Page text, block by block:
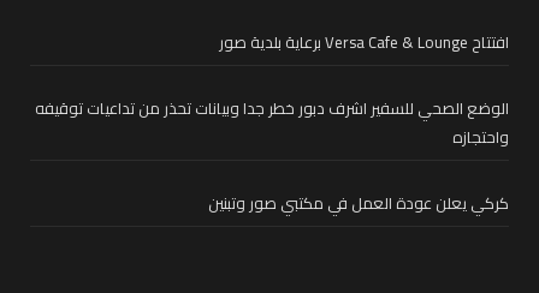
افتتاح Versa Cafe & Lounge برعاية بلدية صور
الوضع الصحي للسفير اشرف دبور خطر جدا وبيانات تحذر من تداعيات توقيفه
واحتجازه
كركي يعلن عودة العمل في مكتبي صور وتبنين